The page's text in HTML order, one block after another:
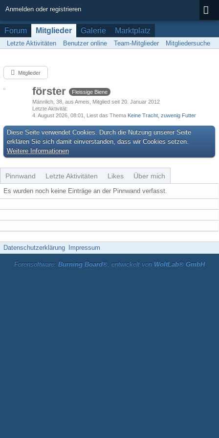
Anmelden oder registrieren
Forum Mitglieder Galerie Marktplatz
Letzte Aktivitäten Benutzer online Team-Mitglieder Mitgliedersuche
Mitglieder
förster
Fleissige Biene
Männlich 38 aus Ameis
Mitglied seit 20. Januar 2012
Letzte Aktivität
4. August 2026, 08:01
, Liest das Thema Keine Tracht, zuwenig Futter
Diese Seite verwendet Cookies. Durch die Nutzung unserer Seite
erklären Sie sich damit einverstanden, dass wir Cookies setzen.
Weitere Informationen
Pinnwand Letzte Aktivitäten Likes Über mich
Es wurden noch keine Einträge an der Pinnwand verfasst.
Datenschutzerklärung Impressum
Forensoftware: Burning Board®, entwickelt von WoltLab® GmbH